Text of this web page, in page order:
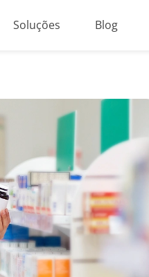
Soluções Blog